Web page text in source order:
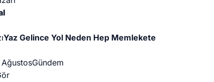
Yaz Gelince Yol Neden Hep Memlekete
Gündem